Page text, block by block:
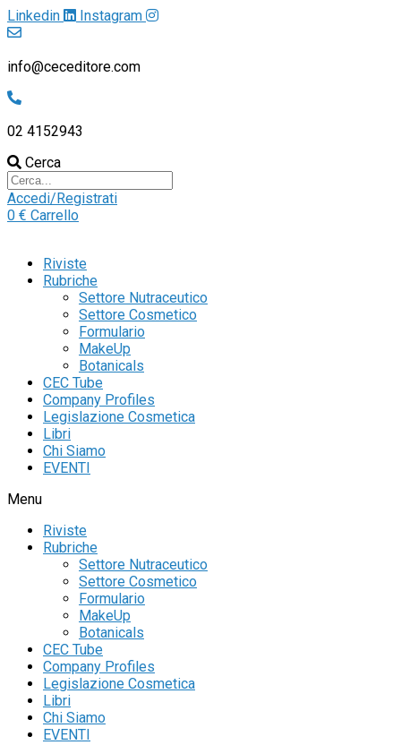
Linkedin Instagram
info@ceceditore.com
02 4152943
Cerca
Accedi/Registrati
0 € Carrello
Riviste
Rubriche
Settore Nutraceutico
Settore Cosmetico
Formulario
MakeUp
Botanicals
CEC Tube
Company Profiles
Legislazione Cosmetica
Libri
Chi Siamo
EVENTI
Menu
Riviste
Rubriche
Settore Nutraceutico
Settore Cosmetico
Formulario
MakeUp
Botanicals
CEC Tube
Company Profiles
Legislazione Cosmetica
Libri
Chi Siamo
EVENTI